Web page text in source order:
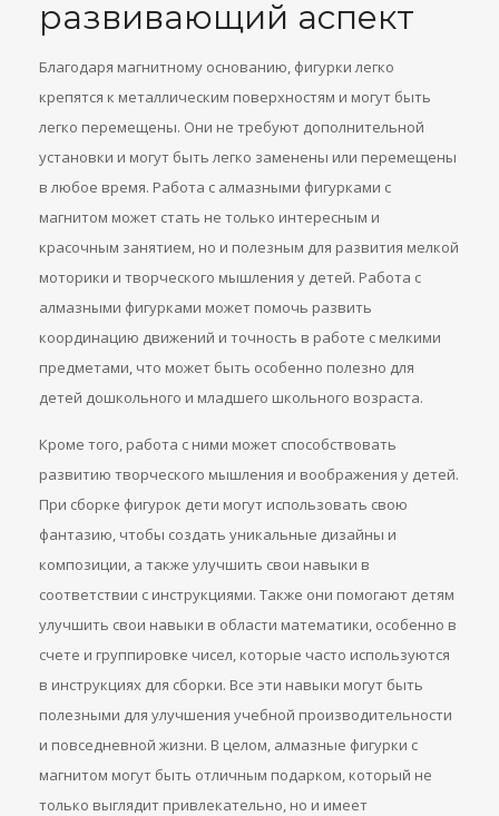
развивающий аспект
Благодаря магнитному основанию, фигурки легко
крепятся к металлическим поверхностям и могут быть
легко перемещены. Они не требуют дополнительной
установки и могут быть легко заменены или перемещены
в любое время. Работа с алмазными фигурками с
магнитом может стать не только интересным и
красочным занятием, но и полезным для развития мелкой
моторики и творческого мышления у детей. Работа с
алмазными фигурками может помочь развить
координацию движений и точность в работе с мелкими
предметами, что может быть особенно полезно для
детей дошкольного и младшего школьного возраста.
Кроме того, работа с ними может способствовать
развитию творческого мышления и воображения у детей.
При сборке фигурок дети могут использовать свою
фантазию, чтобы создать уникальные дизайны и
композиции, а также улучшить свои навыки в
соответствии с инструкциями. Также они помогают детям
улучшить свои навыки в области математики, особенно в
счете и группировке чисел, которые часто используются
в инструкциях для сборки. Все эти навыки могут быть
полезными для улучшения учебной производительности
и повседневной жизни. В целом, алмазные фигурки с
магнитом могут быть отличным подарком, который не
только выглядит привлекательно, но и имеет